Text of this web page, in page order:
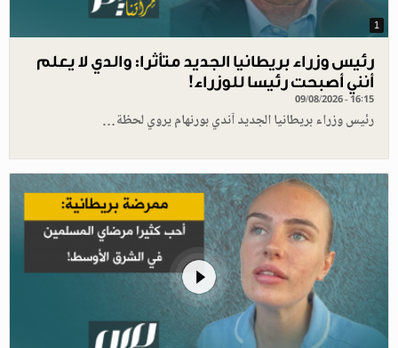
1
رئيس وزراء بريطانيا الجديد متأثرا: والدي لا يعلم
أنني أصبحت رئيسا للوزراء!
09/08/2026 - 16:15
رئيس وزراء بريطانيا الجديد آندي بورنهام يروي لحظة…